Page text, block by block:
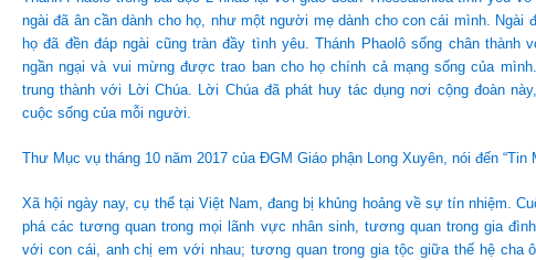
ngài đã ân cần dành cho họ, như một người mẹ dành cho con cái mình. Ngài
họ đã đền đáp ngài cũng tràn đầy tình yêu. Thánh Phaolô sống chân thành
ngần ngại và vui mừng được trao ban cho họ chính cả mạng sống của
trung thành với Lời Chúa. Lời Chúa đã phát huy tác dụng nơi cộng đoàn
cuộc sống của mỗi người.
Thư Mục vụ tháng 10 năm 2017 của ĐGM Giáo phận Long Xuyên, nói đến “Tin
Xã hội ngày nay, cụ thể tại Việt Nam, đang bị khủng hoảng về sự tín nhiệm.
phá các tương quan trong mọi lãnh vực nhân sinh, tương quan trong gia
với con cái, anh chị em với nhau; tương quan trong gia tộc giữa thế hệ cha